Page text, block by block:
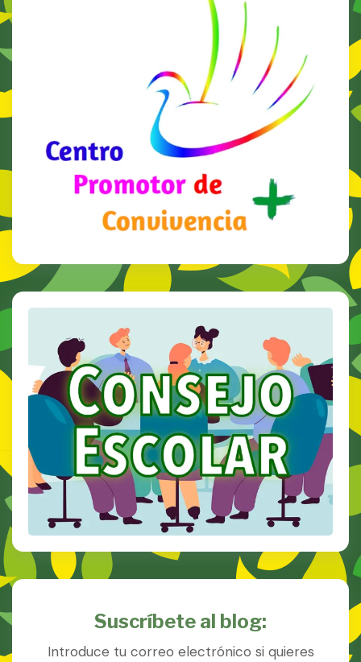
Suscríbete al blog:
Introduce tu correo electrónico si quieres